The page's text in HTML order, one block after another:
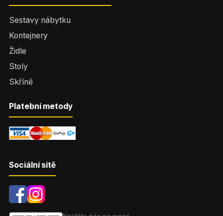
Sestavy nábytku
Kontejnery
Židle
Stoly
Skříně
Platební metody
Sociální sítě